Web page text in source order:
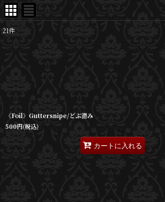
21件
《Foil》Guttersnipe/どぶ潜み
500円(税込)
カートに入れる